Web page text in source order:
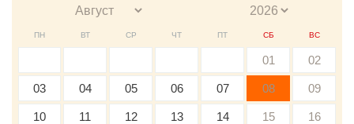
ПН ВТ СР ЧТ ПТ СБ ВС
01 02
03 04 05 06 07 08 09
10 11 12 13 14 15 16